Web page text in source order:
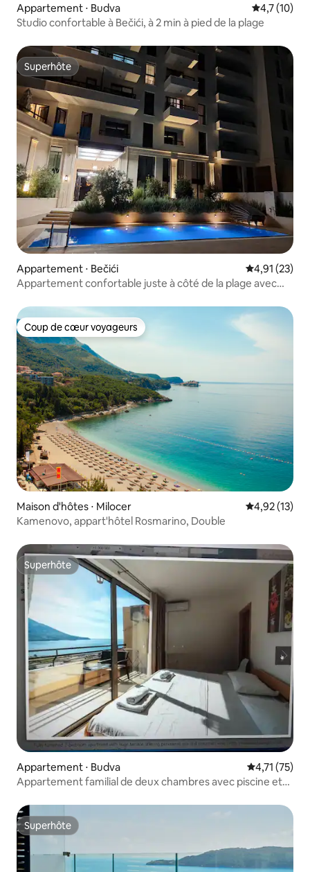
Appartement ⋅ Budva Évaluation
4,7 (10)
Studio confortable à Bečići, à 2 min à pied de la plage
Superhôte
Superhôte
Appartement ⋅ Bečići Évaluation
4,91 (23)
Appartement confortable juste à côté de la plage avec
Coup de cœur voyageurs
Coup de cœur voyageurs
Maison d'hôtes ⋅ Milocer Évaluation
4,92 (13)
Kamenovo, appart'hôtel Rosmarino, Double
Superhôte
Superhôte
Appartement ⋅ Budva Évaluation
4,71 (75)
Appartement familial de deux chambres avec piscine et
Superhôte
Superhôte